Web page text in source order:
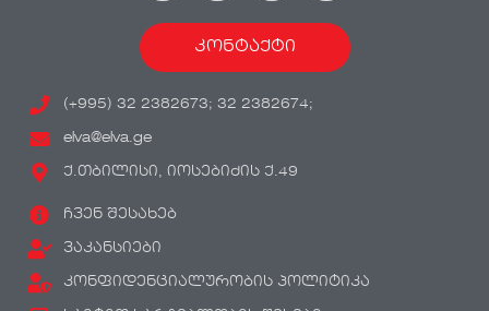
კონტაქტი
(+995) 32 2382673; 32 2382674;
elva@elva.ge
ქ.თბილისი, იოსებიძის ქ.49
ჩვენ შესახებ
ვაკანსიები
კონფიდენციალურობის პოლიტიკა